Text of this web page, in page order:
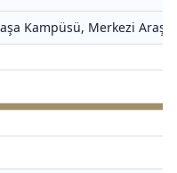
Kampüsü, Merkezi